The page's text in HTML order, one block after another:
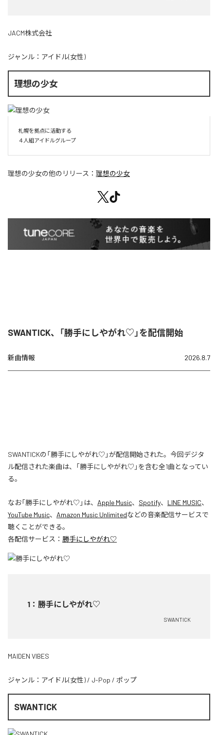
JACM株式会社
ジャンル： アイドル(女性)
理想の少女
札幌を拠点に活動する
４人組アイドルグループ
理想の少女の他のリリース： 理想の少女
SWANTICK、「勝手にしやがれ♡」を配信開始
新曲情報 2026.8.7
SWANTICKの「勝手にしやがれ♡」が配信開始された。今回デジタ
ル配信された楽曲は、「勝手にしやがれ♡」を含む全1曲となってい
る。
なお「勝手にしやがれ♡ 」は、 Apple Music、 Spotify、 LINE MUSIC、
YouTube Music、 Amazon Music Unlimitedなどの音楽配信サービスで
聴くことができる。
各配信サービス： 勝手にしやがれ♡
1 ： 勝手にしやがれ♡
SWANTICK
MAIDEN VIBES
ジャンル： アイドル(女性) / J-Pop / ポップ
SWANTICK